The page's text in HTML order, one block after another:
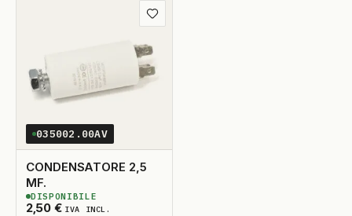
Aggiungi ai preferiti
035002.00AV
CONDENSATORE 2,5
MF.
2,50 € IVA INCL.
2DISPONIBILI
DISPONIBILE